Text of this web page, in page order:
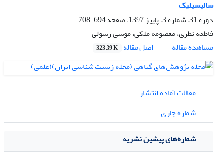
سالیسیلیک
دوره 31، شماره 3، پاییز 1397، صفحه
694-708
فاطمه نظری، معصومه ملکی، موسی رسولی
مشاهده مقاله
اصل مقاله 323.39 K
مقالات آماده انتشار
شماره جاری
شماره‌های پیشین نشریه